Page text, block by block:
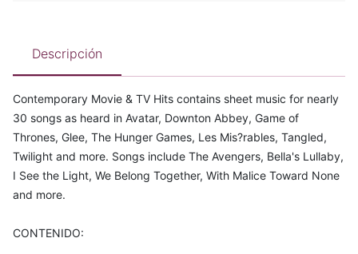
Descripción
Contemporary Movie & TV Hits contains sheet music for nearly
30 songs as heard in Avatar, Downton Abbey, Game of
Thrones, Glee, The Hunger Games, Les Mis?rables, Tangled,
Twilight and more. Songs include The Avengers, Bella's Lullaby,
I See the Light, We Belong Together, With Malice Toward None
and more.
CONTENIDO: